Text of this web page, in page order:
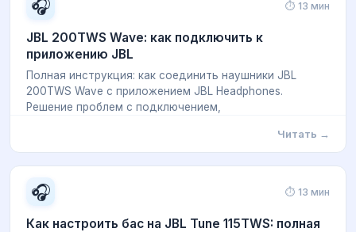
🎧 ⏱ 13 мин
JBL 200TWS Wave: как подключить к
приложению JBL
Полная инструкция: как соединить наушники JBL
200TWS Wave с приложением JBL Headphones.
Решение проблем с подключением,
Читать →
🎧 ⏱ 13 мин
Как настроить бас на JBL Tune 115TWS: полная